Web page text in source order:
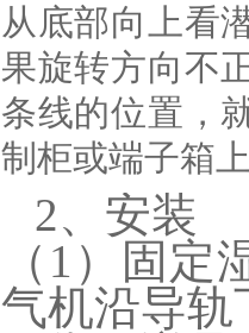
从底部向上看
果旋转方向不
条线的位置，
制柜或端子箱
2、安装
（1）固
气机沿导